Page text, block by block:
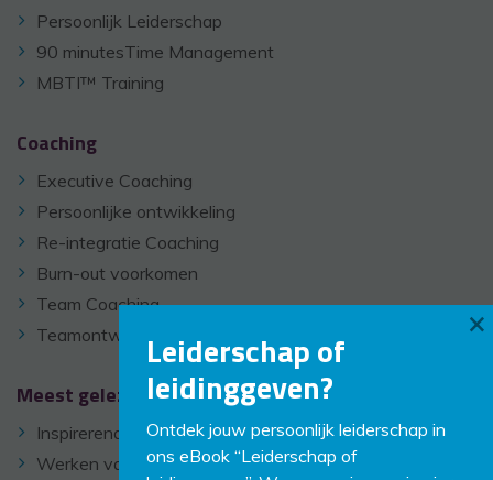
Persoonlijk Leiderschap
90 minutesTime Management
MBTI™ Training
Coaching
Executive Coaching
Persoonlijke ontwikkeling
Re-integratie Coaching
Burn-out voorkomen
Team Coaching
Teamontwikkeling
Meest gelezen
Inspirerend leidinggeven
Werken vanaf de sofa
Leiderschap of
leidinggeven?
Ontdek jouw persoonlijk leiderschap in
ons eBook “Leiderschap of
×